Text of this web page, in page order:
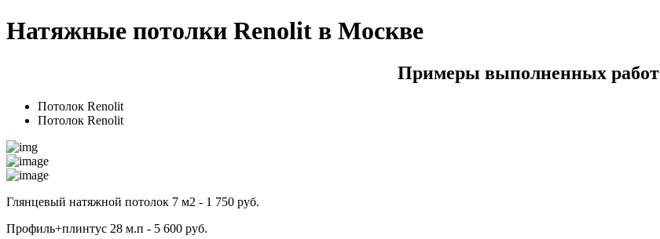
Натяжные потолки Renolit в Москве
Примеры выполненных работ
Потолок Renolit
Потолок Renolit
Глянцевый натяжной потолок 7 м2 - 1 750 руб.
Профиль+плинтус 28 м.п - 5 600 руб.